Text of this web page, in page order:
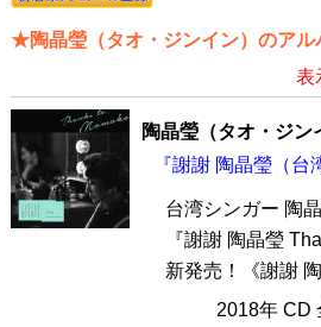
★陶晶瑩（タオ・ジンイン）のアル
表
陶晶瑩（タオ・ジン
『謝謝 陶晶瑩（
台湾シンガー 陶
『謝謝 陶晶瑩
新発売！《謝謝
2018年 CD